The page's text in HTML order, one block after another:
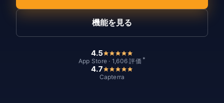
機能を見る
4.5
App Store · 1,606 評価 *
4.7
Capterra